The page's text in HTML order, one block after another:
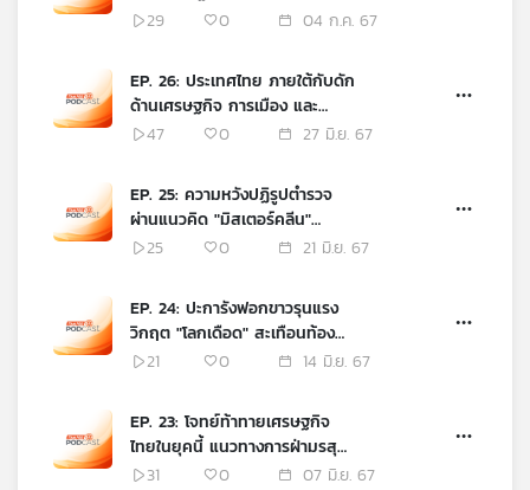
29
0 04 ก.ค. 67
EP. 26: ประเทศไทย ภายใต้กับดัก
ด้านเศรษฐกิจ การเมือง และ
สังคม
47 0 27 มิ.ย. 67
EP. 25: ความหวังปฏิรูปตำรวจ
ผ่านแนวคิด "มิสเตอร์คลีน"
ท่ามกลางความสิ้นศรัทธาใน
25 0 21 มิ.ย. 67
EP. 24: ปะการังฟอกขาวรุนแรง
วิกฤต "โลกเดือด" สะเทือนท้อง
ทะเลไทย
21 0 14 มิ.ย. 67
EP. 23: โจทย์ท้าทายเศรษฐกิจ
ไทยในยุคนี้ แนวทางการฝ่ามรสุม
กับการฟื้นตัว
31 0 07 มิ.ย. 67